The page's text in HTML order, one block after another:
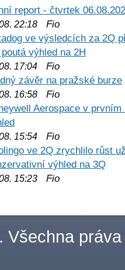
report - čtvrtek
22:18 Fio
ve výsledcích za 2Q
výhled na 2H
17:04 Fio
závěr na pražské burze
16:58 Fio
Aerospace v
15:54 Fio
ve 2Q zrychlilo růst
výhled na 3Q
15:23 Fio
Všechna práva